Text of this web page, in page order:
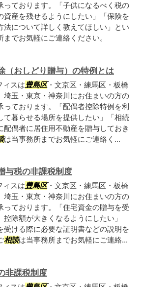
っております。「子供になるべく税の
資産を残せるようにしたい」「保険を
法について詳しく教えてほしい」とい
までお気軽にご連絡ください。
（おしどり贈与）の特例とは
ィスは豊島区・文京区・練馬区・板橋
埼玉・東京・神奈川にお住まいの方の
っております。「配偶者控除特例を利
て暮らせる場所を提供したい」「相続
配偶者に居住用不動産を贈与しておき
は当事務所までお気軽にご連絡く...
与税の非課税制度
ィスは豊島区・文京区・練馬区・板橋
埼玉・東京・神奈川にお住まいの方の
っております。「住宅資金の贈与を受
除額が大きくなるようにしたい」
受ける際に必要な証明書などの説明を
相談は当事務所までお気軽にご連絡...
非課税制度